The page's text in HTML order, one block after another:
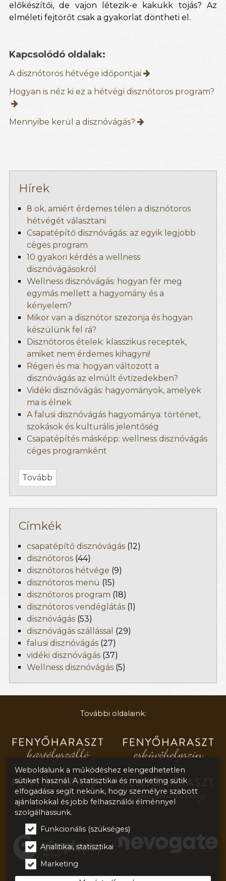
előkészítői, de vajon létezik-e kakukk tojás? Az
elméleti fejtörőt csak a gyakorlat döntheti el.
Kapcsolódó oldalak:
A disznótoros hétvége időpontjai
Hogyan is néz ki ez a hétvégi disznótoros program?
Mennyibe kerül a disznóvágás?
Hírek
8 ok, amiért érdemes télen a disznótoros
hétvégét választani
Csapatépítő disznóvágás: az egyik legjobb
céges program
10 gyakori kérdés a wellness
disznóvágásokról
Wellness disznóvágás: hogyan fér meg
egymás mellett a hagyomány és a
kényelem?
Mikor van a disznótor szezonja és hogyan
készülünk fel rá?
Disznótoros ételek: klasszikus receptek,
amiket nem érdemes kihagyni!
Régen és ma: hogyan változott a
disznóvágás az elmúlt évtizedekben?
Vidéki disznóvágás: hagyományok, amelyek
ma is élnek
A falusi disznóvágás hagyománya: történet,
szokások és kulturális jelentőség
Csapatépítés másképp: wellness disznóvágás
céges programként
Tovább
Címkék
csapatépítő disznóvágás (12)
disznótoros (44)
disznótoros hétvége (9)
disznótoros menü (15)
disznótoros program (18)
disznótoros vendéglátás (1)
disznóvágás (53)
disznóvágás szállással (29)
falusi disznóvágás (27)
vidéki disznóvágás (37)
Wellness disznóvágás (5)
További oldalaink:
Weboldalunk a működéshez elengedhetetlen
sütiket használ. A statisztikai és marketing sütik
elfogadása segít nekünk, hogy személyre szabott
ajánlatokkal és jobb felhasználói élménnyel
szolgálhassunk.
Funkcionális (szükséges)
Analitikai, statisztikai
Marketing